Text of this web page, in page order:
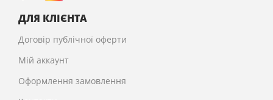
ДЛЯ КЛІЄНТА
Договір публічної оферти
Мій аккаунт
Оформлення замовлення